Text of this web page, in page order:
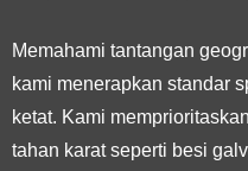
Memahami tantangan
kami menerapkan standar
ketat. Kami
tahan karat seperti besi